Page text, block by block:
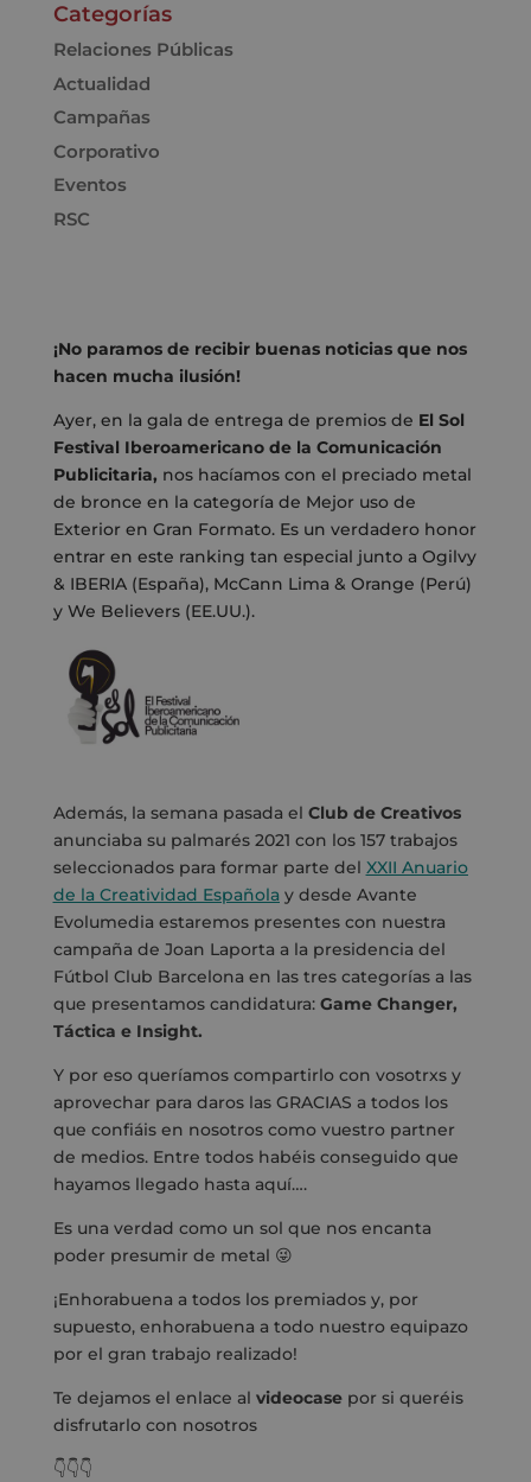
Categorías
Relaciones Públicas
Actualidad
Campañas
Corporativo
Eventos
RSC
¡No paramos de recibir buenas noticias que nos
hacen mucha ilusión!
Ayer, en la gala de entrega de premios de El Sol
Festival Iberoamericano de la Comunicación
Publicitaria, nos hacíamos con el preciado metal
de bronce en la categoría de Mejor uso de
Exterior en Gran Formato. Es un verdadero honor
entrar en este ranking tan especial junto a Ogilvy
& IBERIA (España), McCann Lima & Orange (Perú)
y We Believers (EE.UU.).
Además, la semana pasada el Club de Creativos
anunciaba su palmarés 2021 con los 157 trabajos
seleccionados para formar parte del XXII Anuario
de la Creatividad Española y desde Avante
Evolumedia estaremos presentes con nuestra
campaña de Joan Laporta a la presidencia del
Fútbol Club Barcelona en las tres categorías a las
que presentamos candidatura: Game Changer,
Táctica e Insight.
Y por eso queríamos compartirlo con vosotrxs y
aprovechar para daros las GRACIAS a todos los
que confiáis en nosotros como vuestro partner
de medios. Entre todos habéis conseguido que
hayamos llegado hasta aquí….
Es una verdad como un sol que nos encanta
poder presumir de metal 😜
¡Enhorabuena a todos los premiados y, por
supuesto, enhorabuena a todo nuestro equipazo
por el gran trabajo realizado!
Te dejamos el enlace al videocasepor si queréis
disfrutarlo con nosotros
👇👇👇